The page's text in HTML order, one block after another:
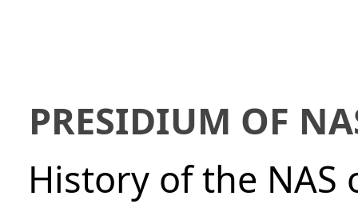
PRESIDIUM OF
History of the NAS